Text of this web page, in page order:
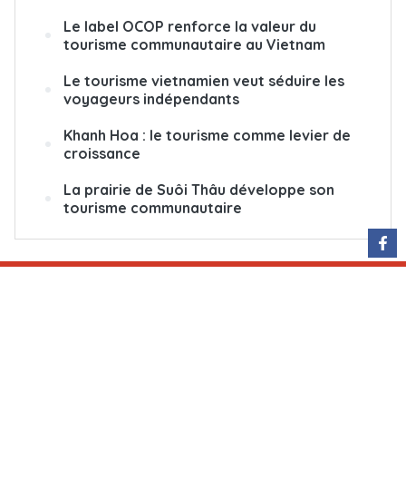
Le label OCOP renforce la valeur du
tourisme communautaire au Vietnam
Le tourisme vietnamien veut séduire les
voyageurs indépendants
Khanh Hoa : le tourisme comme levier de
croissance
La prairie de Suôi Thâu développe son
tourisme communautaire